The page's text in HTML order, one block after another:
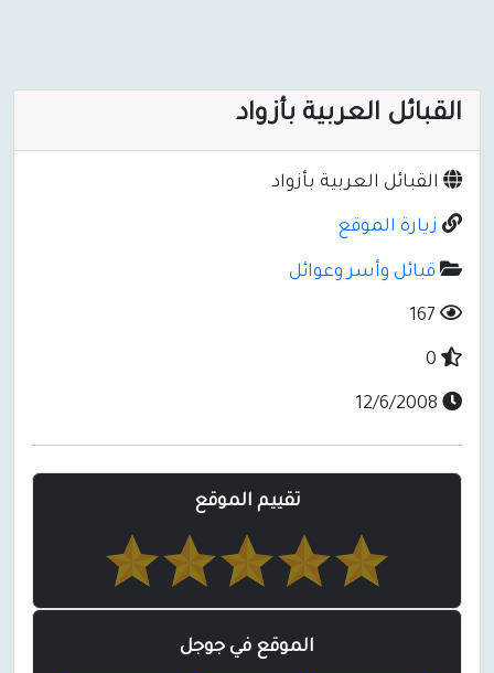
القبائل العربية بأزواد
القبائل العربية بأزواد
زيارة الموقع
قبائل وأسر وعوائل
تقييم الموقع
الموقع في جوجل